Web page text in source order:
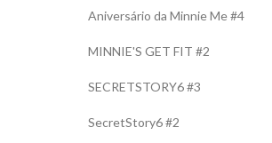
Aniversário da Minnie Me #4
MINNIE'S GET FIT #2
SECRETSTORY6 #3
SecretStory6 #2